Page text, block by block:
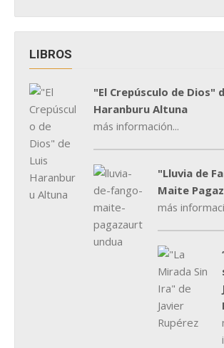
LIBROS
"El Crepúsculo de Dios"
Haranburu Altuna
más información...
"Lluvia de
Maite
más